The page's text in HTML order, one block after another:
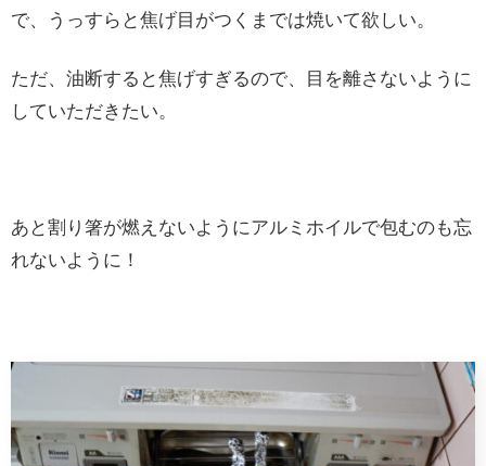
で、うっすらと焦げ目がつくまでは焼いて欲しい。
ただ、油断すると焦げすぎるので、目を離さないように
していただきたい。
あと割り箸が燃えないようにアルミホイルで包むのも忘
れないように！